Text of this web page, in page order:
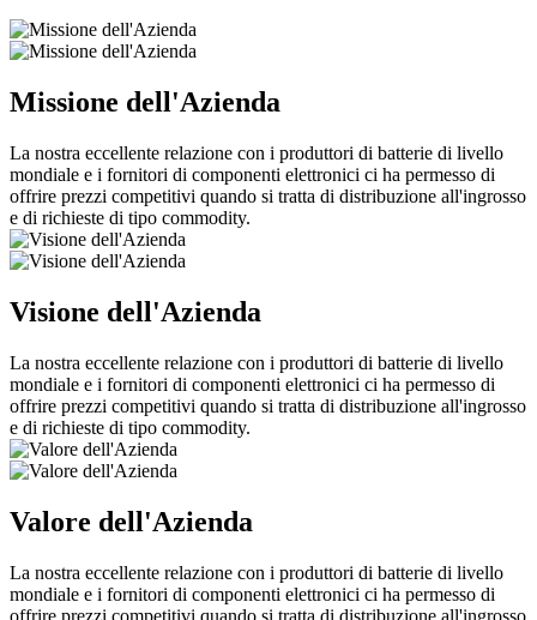
Missione dell'Azienda
La nostra eccellente relazione con i produttori di batterie di livello
mondiale e i fornitori di componenti elettronici ci ha permesso di
offrire prezzi competitivi quando si tratta di distribuzione all'ingrosso
e di richieste di tipo commodity.
Visione dell'Azienda
La nostra eccellente relazione con i produttori di batterie di livello
mondiale e i fornitori di componenti elettronici ci ha permesso di
offrire prezzi competitivi quando si tratta di distribuzione all'ingrosso
e di richieste di tipo commodity.
Valore dell'Azienda
La nostra eccellente relazione con i produttori di batterie di livello
mondiale e i fornitori di componenti elettronici ci ha permesso di
offrire prezzi competitivi quando si tratta di distribuzione all'ingrosso